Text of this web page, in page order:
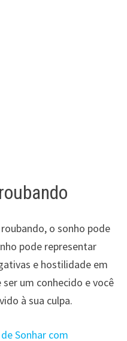
o sonho pode
pode representar
e hostilidade em
um conhecido e você
à sua culpa.
Sonhar com